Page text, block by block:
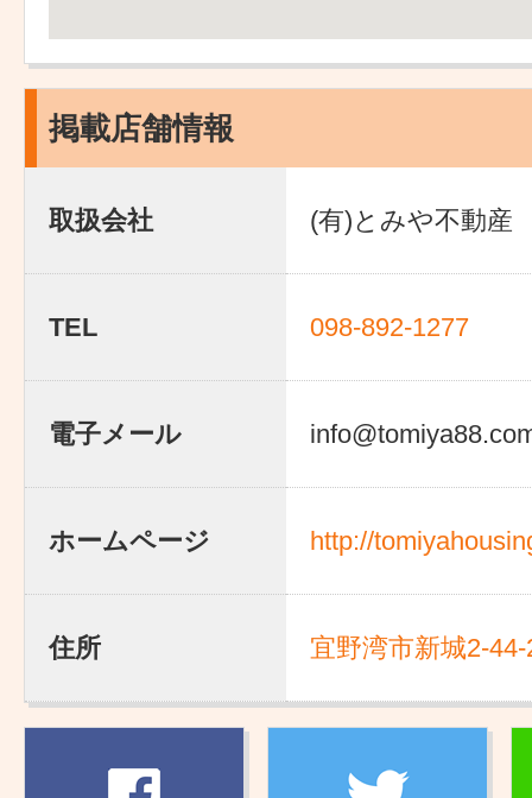
掲載店舗情報
取扱会社 (有)とみや不動産
TEL 098-892-1277
電子メール
ホームページ http://
住所 宜野湾市新城2-44-